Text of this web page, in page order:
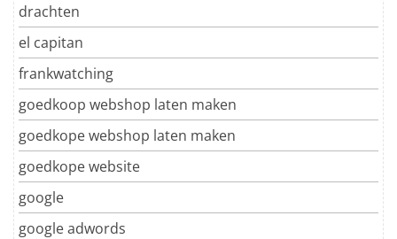
drachten
el capitan
frankwatching
goedkoop webshop laten maken
goedkope webshop laten maken
goedkope website
google
google adwords